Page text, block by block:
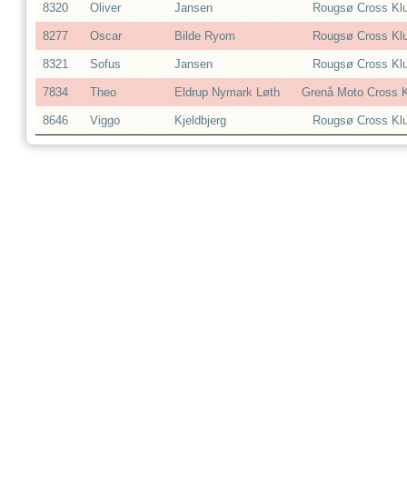
8320 Oliver Jansen Rougsø Cross
8277 Oscar Bilde Ryom Rougsø Cross
8321 Sofus Jansen Rougsø Cross
7834 Theo Eldrup Nymark Løth Grenå Moto Cross
8646 Viggo Kjeldbjerg Rougsø Cross